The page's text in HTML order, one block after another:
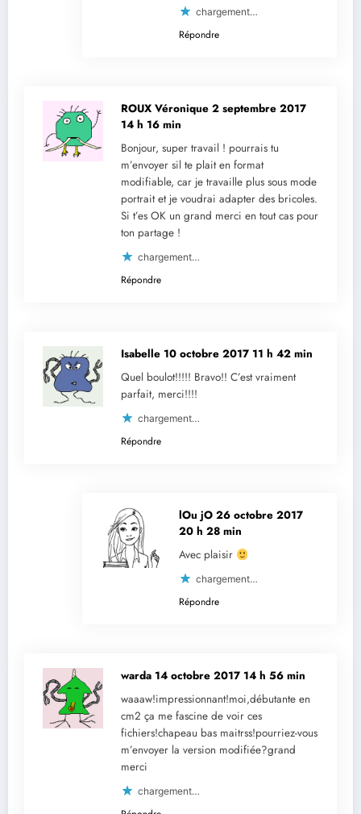
chargement…
Répondre
ROUX Véronique 2 septembre 2017
14 h 16 min
Bonjour, super travail ! pourrais tu
m’envoyer sil te plait en format
modifiable, car je travaille plus sous mode
portrait et je voudrai adapter des bricoles.
Si t’es OK un grand merci en tout cas pour
ton partage !
chargement…
Répondre
Isabelle 10 octobre 2017 11 h 42 min
Quel boulot!!!!! Bravo!! C’est vraiment
parfait, merci!!!!
chargement…
Répondre
lOu jO 26 octobre 2017
20 h 28 min
Avec plaisir
chargement…
Répondre
warda 14 octobre 2017 14 h 56 min
waaaw!impressionnant!moi,débutante en
cm2 ça me fascine de voir ces
fichiers!chapeau bas maitrss!pourriez-vous
m’envoyer la version modifiée?grand
merci
chargement…